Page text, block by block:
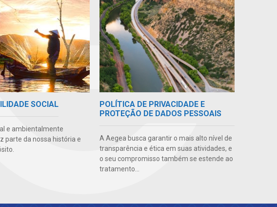
SOCIAL
e ambientalmente
parte da nossa história e
POLÍTICA DE PRIVACIDADE E
PROTEÇÃO DE DADOS PESSOAIS
A Aegea busca garantir o mais alto nível de
transparência e ética em suas atividades, e
o seu compromisso também se estende ao
tratamento...